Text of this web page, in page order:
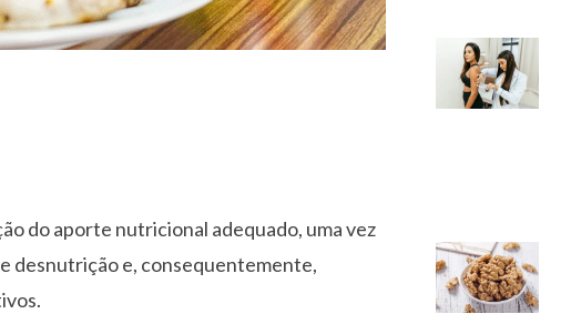
do aporte nutricional adequado, uma vez
desnutrição e, consequentemente,